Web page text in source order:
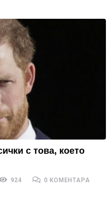
с това, което
924 0 КОМЕНТАРА